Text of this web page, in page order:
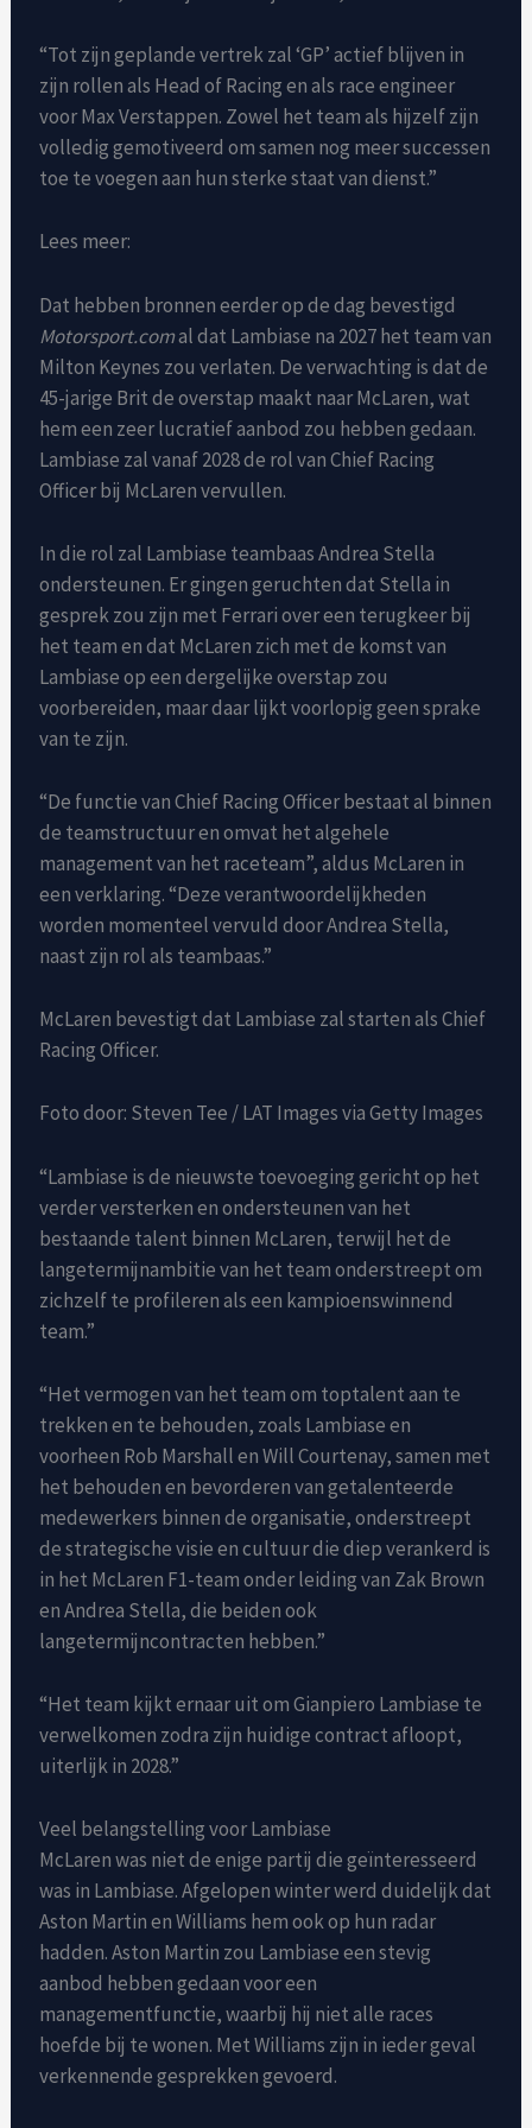
“Tot zijn geplande vertrek zal ‘GP’ actief blijven in
zijn rollen als Head of Racing en als race engineer
voor Max Verstappen. Zowel het team als hijzelf zijn
volledig gemotiveerd om samen nog meer successen
toe te voegen aan hun sterke staat van dienst.”
Lees meer:
Dat hebben bronnen eerder op de dag bevestigd
Motorsport.comal dat Lambiase na 2027 het team van
Milton Keynes zou verlaten. De verwachting is dat de
45-jarige Brit de overstap maakt naar McLaren, wat
hem een ​​zeer lucratief aanbod zou hebben gedaan.
Lambiase zal vanaf 2028 de rol van Chief Racing
Officer bij McLaren vervullen.
In die rol zal Lambiase teambaas Andrea Stella
ondersteunen. Er gingen geruchten dat Stella in
gesprek zou zijn met Ferrari over een terugkeer bij
het team en dat McLaren zich met de komst van
Lambiase op een dergelijke overstap zou
voorbereiden, maar daar lijkt voorlopig geen sprake
van te zijn.
“De functie van Chief Racing Officer bestaat al binnen
de teamstructuur en omvat het algehele
management van het raceteam”, aldus McLaren in
een verklaring. “Deze verantwoordelijkheden
worden momenteel vervuld door Andrea Stella,
naast zijn rol als teambaas.”
McLaren bevestigt dat Lambiase zal starten als Chief
Racing Officer.
Foto door: Steven Tee / LAT Images via Getty Images
“Lambiase is de nieuwste toevoeging gericht op het
verder versterken en ondersteunen van het
bestaande talent binnen McLaren, terwijl het de
langetermijnambitie van het team onderstreept om
zichzelf te profileren als een kampioenswinnend
team.”
“Het vermogen van het team om toptalent aan te
trekken en te behouden, zoals Lambiase en
voorheen Rob Marshall en Will Courtenay, samen met
het behouden en bevorderen van getalenteerde
medewerkers binnen de organisatie, onderstreept
de strategische visie en cultuur die diep verankerd is
in het McLaren F1-team onder leiding van Zak Brown
en Andrea Stella, die beiden ook
langetermijncontracten hebben.”
“Het team kijkt ernaar uit om Gianpiero Lambiase te
verwelkomen zodra zijn huidige contract afloopt,
uiterlijk in 2028.”
Veel belangstelling voor Lambiase
McLaren was niet de enige partij die geïnteresseerd
was in Lambiase. Afgelopen winter werd duidelijk dat
Aston Martin en Williams hem ook op hun radar
hadden. Aston Martin zou Lambiase een stevig
aanbod hebben gedaan voor een
managementfunctie, waarbij hij niet alle races
hoefde bij te wonen. Met Williams zijn in ieder geval
verkennende gesprekken gevoerd.